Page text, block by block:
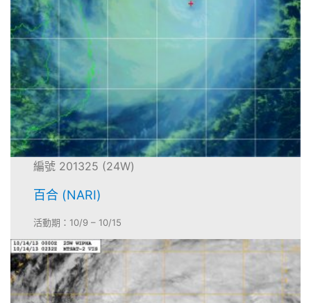
編號 201325 (24W)
百合 (NARI)
活動期：10/9 – 10/15